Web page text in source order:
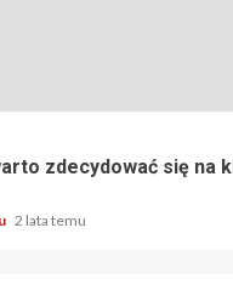
zdecydować się na
2 lata temu